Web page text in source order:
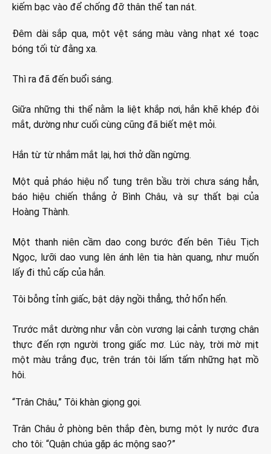
kiếm bạc vào để chống đỡ thân thể tan nát.
Đêm dài sắp qua, một vệt sáng màu vàng nhạt xé toạc
bóng tối từ đằng xa.
Thì ra đã đến buổi sáng.
Giữa những thi thể nằm la liệt khắp nơi, hắn khẽ khép đôi
mắt, dường như cuối cùng cũng đã biết mệt mỏi.
Hắn từ từ nhắm mắt lại, hơi thở dần ngừng.
Một quả pháo hiệu nổ tung trên bầu trời chưa sáng hẳn,
báo hiệu chiến thắng ở Bình Châu, và sự thất bại của
Hoàng Thành.
Một thanh niên cầm dao cong bước đến bên Tiêu Tịch
Ngọc, lưỡi dao vung lên ánh lên tia hàn quang, như muốn
lấy đi thủ cấp của hắn.
Tôi bỗng tỉnh giấc, bật dậy ngồi thẳng, thở hổn hển.
Trước mắt dường như vẫn còn vương lại cảnh tượng chân
thực đến rợn người trong giấc mơ. Lúc này, trời mờ mịt
một màu trắng đục, trên trán tôi lấm tấm những hạt mồ
hôi.
“Trân Châu,” Tôi khàn giọng gọi.
Trân Châu ở phòng bên thắp đèn, bưng một ly nước đưa
cho tôi: “Quận chúa gặp ác mộng sao?”